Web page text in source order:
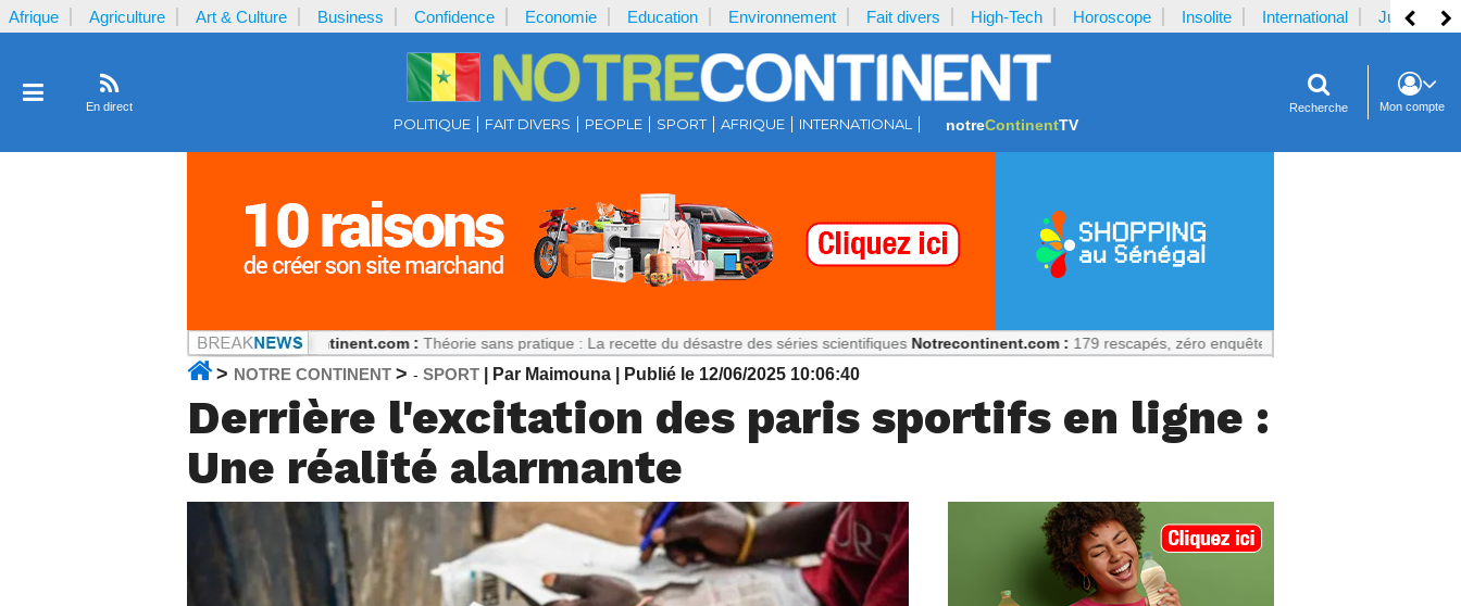
Afrique Agriculture Art & Culture Business Confidence Economie Education Environnement Fait divers High-Tech Horoscope Insolite International Justice
En direct
POLITIQUE FAIT DIVERS PEOPLE SPORT AFRIQUE INTERNATIONAL notreContinentTV
Recherche Mon compte
Notrecontinent.com : Théorie sans pratique : La recette du désastre des séries scientifiques Notrecontinent.com : 179 rescapés, zéro enquête publique : Un échec prévisible
> NOTRE CONTINENT > - SPORT | Par Maimouna | Publié le 12/06/2025 10:06:40
Derrière l'excitation des paris sportifs en ligne :
Une réalité alarmante